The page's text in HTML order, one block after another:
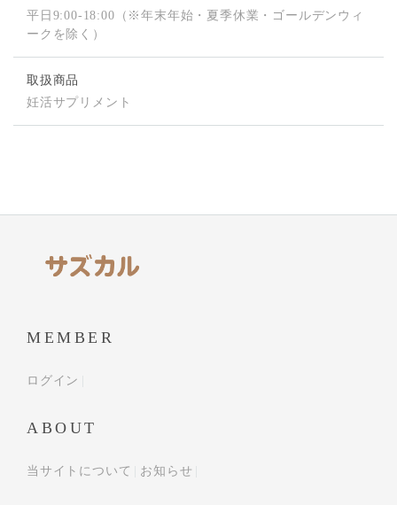
平⽇9:00-18:00（※年末年始・夏季休業・ゴールデンウィ
ークを除く）
取扱商品
妊活サプリメント
MEMBER
ログイン
ABOUT
当サイトについて お知らせ